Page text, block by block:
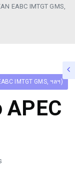
EABC IMTGT GMS,
IMTGT GMS, ฯลฯ)